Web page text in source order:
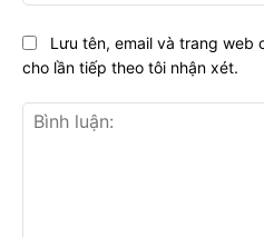
Lưu tên, email và trang web
cho lần tiếp theo tôi nhận xét.